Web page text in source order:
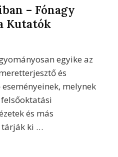
– Fónagy
Kutatók
egyike az
és
melynek
és más
tárják ki …